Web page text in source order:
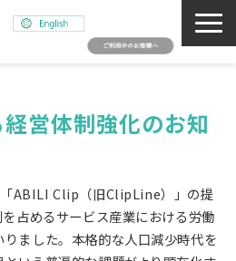
事業紹介
テナビリティ
採用情報
営体制強化のお知
ABILI Clip（旧ClipLine）」の提
占めるサービス産業における労働
ました。本格的な人口減少時代を